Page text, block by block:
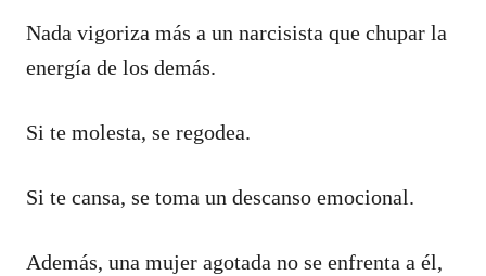
Nada vigoriza más a un narcisista que chupar la
energía de los demás.
Si te molesta, se regodea.
Si te cansa, se toma un descanso emocional.
Además, una mujer agotada no se enfrenta a él,